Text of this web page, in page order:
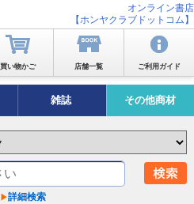
オンライン書店
【ホンヤクラブドットコム】
買い物かご 店舗一覧 ご利用ガイド
雑誌 その他商材
詳細検索